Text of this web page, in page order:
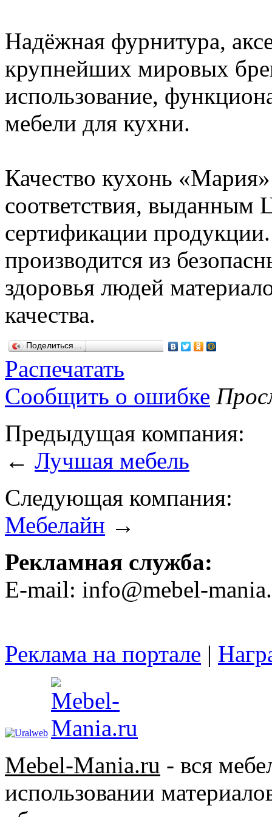
Надёжная фурнитура,
крупнейших мировых
использование,
мебели для кухни.
Качество кухонь
соответствия,
сертификации
производится из
здоровья людей
качества.
Поделиться…
Распечатать
Сообщить о ошибке
Предыдущая компания:
← Лучшая мебель
Следующая компания:
Мебелайн →
Рекламная служба:
E-mail: info@mebel-
Реклама на портале |
Mebel-Mania.ru - вся
использовании